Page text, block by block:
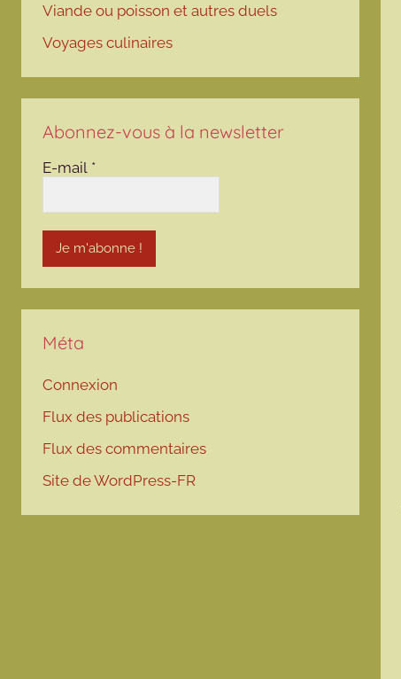
Viande ou poisson et autres duels
Voyages culinaires
Abonnez-vous à la newsletter
E-mail *
Méta
Connexion
Flux des publications
Flux des commentaires
Site de WordPress-FR